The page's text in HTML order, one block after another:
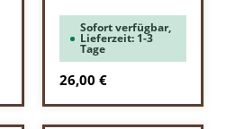
Sofort verfügbar,
Lieferzeit: 1-3
Tage
Regulärer Preis:
26,00 €